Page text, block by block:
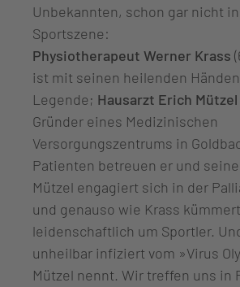
Unbekannten, schon gar nicht
Sportszene:
Physiotherapeut Werner Krass
ist mit seinen heilenden
Legende; Hausarzt Erich Mützel
Gründer eines Medizinischen
Versorgungszentrums in
Patienten betreuen er und
Mützel engagiert sich in der
und genauso wie Krass
leidenschaftlich um Sportler.
unheilbar infiziert vom »Virus
Mützel nennt. Wir treffen uns in